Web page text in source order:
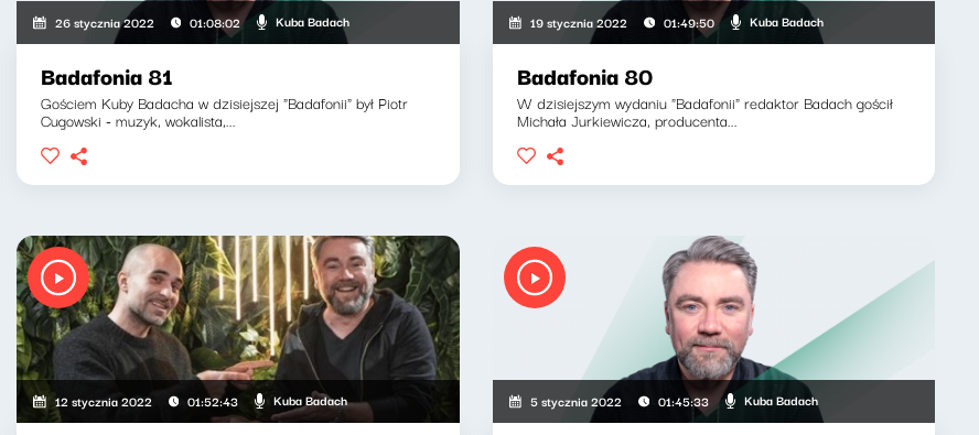
26 stycznia 2022 01:08:02 Kuba Badach
Badafonia 81
Gościem Kuby Badacha w dzisiejszej "Badafonii" był Piotr
Cugowski - muzyk, wokalista,...
19 stycznia 2022 01:49:50 Kuba Badach
Badafonia 80
W dzisiejszym wydaniu "Badafonii" redaktor Badach gościł
Michała Jurkiewicza, producenta...
12 stycznia 2022 01:52:43 Kuba Badach 5 stycznia 2022 01:45:33 Kuba Badach